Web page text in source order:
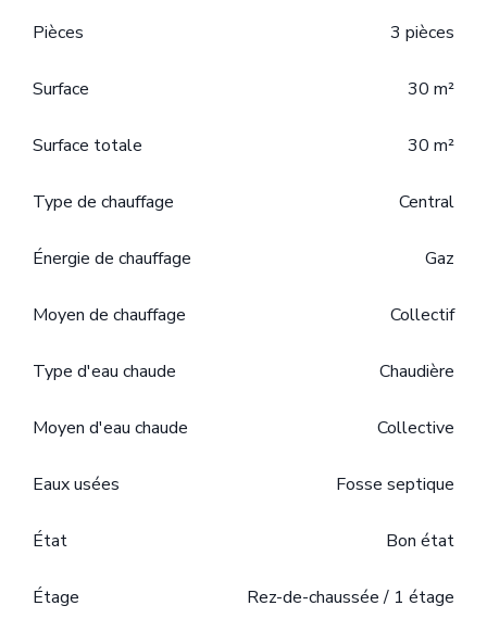
Pièces 3 pièces
Surface 30 m²
Surface totale 30 m²
Type de chauffage Central
Énergie de chauffage Gaz
Moyen de chauffage Collectif
Type d'eau chaude Chaudière
Moyen d'eau chaude Collective
Eaux usées Fosse septique
État Bon état
Étage Rez-de-chaussée / 1 étage